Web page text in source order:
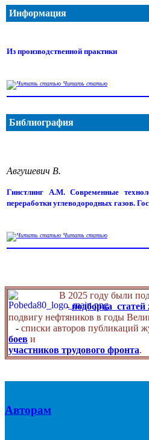
Информация
Из производственной практики
Читать статью
Библиография
Авгушевич В.
Гинстлинг А.М. Современные
переработки углеводородных газов.
Читать статью
В 2025 году были
- подборка
подвигу нефтяников в годы
- списки авторов публикаций
боев и
участников трудового фронта.
Авторам